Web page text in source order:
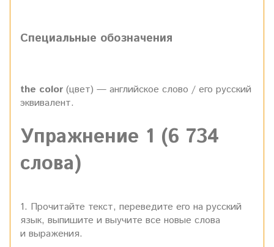
Специальные обозначения
the color (цвет) — английское слово / его русский
эквивалент.
Упражнение 1 (6 734
слова)
1. Прочитайте текст, переведите его на русский
язык, выпишите и выучите все новые слова
и выражения.